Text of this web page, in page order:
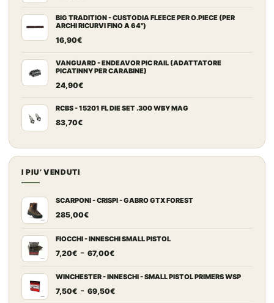
BIG TRADITION - CUSTODIA FLEECE PER O.PIECE (PER
ARCHI RICURVI FINO A 64")
16,90€
VANGUARD - ENDEAVOR PIC RAIL (ADATTATORE
PICATINNY PER CARABINE)
24,90€
RCBS - 15201 FL DIE SET .300 WBY MAG
83,70€
I PIU’ VENDUTI
SCARPONI - CRISPI - GABRO GTX FOREST
285,00€
FIOCCHI - INNESCHI SMALL PISTOL
7,20€ - 67,00€Fascia
prezzo:
da
WINCHESTER - INNESCHI - SMALL PISTOL PRIMERS WSP
7,50€ - 69,50€Fascia